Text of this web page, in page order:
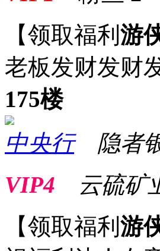
【领取福利 游
老板发财发财
175楼
中央行
隐者
VIP4
云硫矿
【领取福利 游